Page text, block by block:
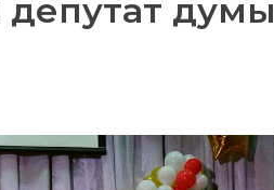
депутат думы